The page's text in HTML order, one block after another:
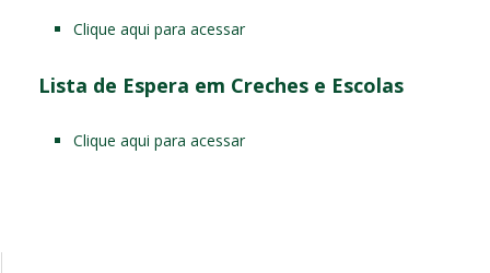
Clique aqui para acessar
Lista de Espera em Creches e Escolas
Clique aqui para acessar